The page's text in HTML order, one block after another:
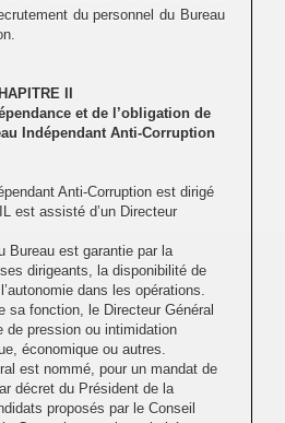
du personnel du Bureau
II
et de l’obligation de
Indépendant Anti-Corruption
Anti-Corruption est dirigé
est assisté d’un Directeur
Bureau est garantie par la
dirigeants, la disponibilité de
dans les opérations.
sa fonction, le Directeur Général
de pression ou intimidation
économique ou autres.
est nommé, pour un mandat de
décret du Président de la
proposés par le Conseil